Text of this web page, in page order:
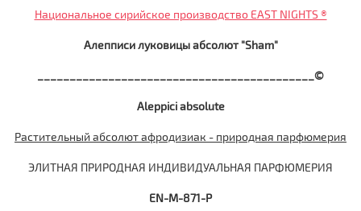
Национальное сирийское производство EAST NIGHTS ®
Алепписилуковицыабсолют "Sham"
___________________________________________©
Aleppici absolute
Растительный абсолют афродизиак - природная парфюмерия
ЭЛИТНАЯ ПРИРОДНАЯ ИНДИВИДУАЛЬНАЯ ПАРФЮМЕРИЯ
EN-M-871-P